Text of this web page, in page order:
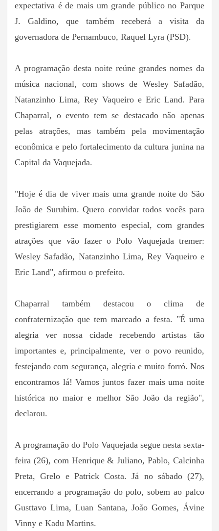
expectativa é de mais um grande público no Parque
J. Galdino, que também receberá a visita da
governadora de Pernambuco, Raquel Lyra (PSD).
A programação desta noite reúne grandes nomes da
música nacional, com shows de Wesley Safadão,
Natanzinho Lima, Rey Vaqueiro e Eric Land. Para
Chaparral, o evento tem se destacado não apenas
pelas atrações, mas também pela movimentação
econômica e pelo fortalecimento da cultura junina na
Capital da Vaquejada.
"Hoje é dia de viver mais uma grande noite do São
João de Surubim. Quero convidar todos vocês para
prestigiarem esse momento especial, com grandes
atrações que vão fazer o Polo Vaquejada tremer:
Wesley Safadão, Natanzinho Lima, Rey Vaqueiro e
Eric Land", afirmou o prefeito.
Chaparral também destacou o clima de
confraternização que tem marcado a festa. "É uma
alegria ver nossa cidade recebendo artistas tão
importantes e, principalmente, ver o povo reunido,
festejando com segurança, alegria e muito forró. Nos
encontramos lá! Vamos juntos fazer mais uma noite
histórica no maior e melhor São João da região",
declarou.
A programação do Polo Vaquejada segue nesta sexta-
feira (26), com Henrique & Juliano, Pablo, Calcinha
Preta, Grelo e Patrick Costa. Já no sábado (27),
encerrando a programação do polo, sobem ao palco
Gusttavo Lima, Luan Santana, João Gomes, Ávine
Vinny e Kadu Martins.